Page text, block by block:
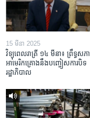
15 មីនា 2025
វិទ្យុពេលរាត្រី ១៤ មីនា៖ ព្រឹទ្ធសភា
អាមេរិកគ្រោងនឹងបញ្ចៀសការបិទ
រដ្ឋាភិបាល